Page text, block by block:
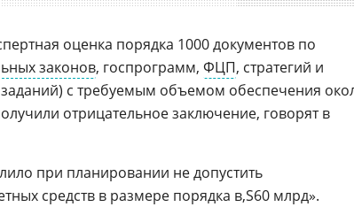
оценка порядка 1000 документов по
законов, госпрограмм, ФЦП, стратегий и
с требуемым объемом обеспечения
отрицательное заключение, говорят в
при планировании не допустить
средств в размере порядка
60 млрд».